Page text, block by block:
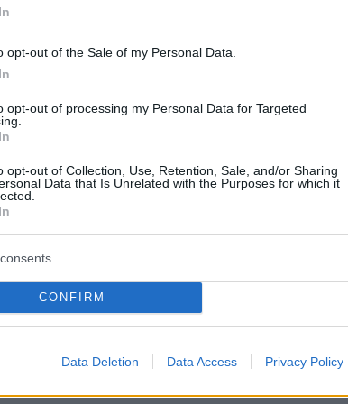
opt-out of the Sale of my Personal Data.
opt-out of processing my Personal Data for Targeted
opt-out of Collection, Use, Retention, Sale, and/or Sharing
Data that Is Unrelated with the Purposes for which it
CONFIRM
Data Deletion Data Access Privacy Policy
Πώς επηρεάζει την
με καρκίνο ουροδόχου
αυξημένο μακροπρόθεσμο κίνδυνο θανάτου σε
δυσκολεύονται να αντιληφθούν την παρουσία
αύξηση στα κρούσματα
του μαστού ετησίως ως το
παγκόσμια έρευνα